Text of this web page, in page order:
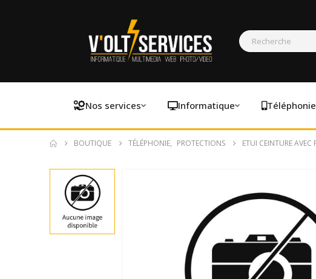
Nos services Informatique Téléphonie
BOUTIQUE TÉLÉPHONIE, PROTECTIONS ETUI CEINTURE